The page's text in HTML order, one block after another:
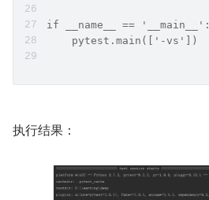
if __name__ == '__main__':
    pytest.main(['-vs'])
执行结果：